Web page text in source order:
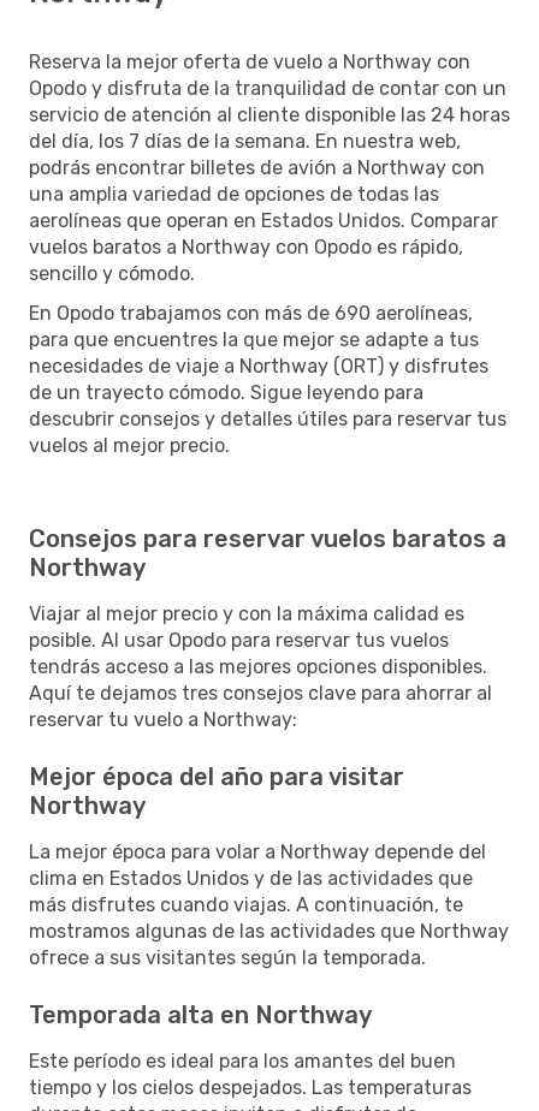
Reserva la mejor oferta de vuelo a Northway con
Opodo y disfruta de la tranquilidad de contar con un
servicio de atención al cliente disponible las 24 horas
del día, los 7 días de la semana. En nuestra web,
podrás encontrar billetes de avión a Northway con
una amplia variedad de opciones de todas las
aerolíneas que operan en Estados Unidos. Comparar
vuelos baratos a Northway con Opodo es rápido,
sencillo y cómodo.
En Opodo trabajamos con más de 690 aerolíneas,
para que encuentres la que mejor se adapte a tus
necesidades de viaje a Northway (ORT) y disfrutes
de un trayecto cómodo. Sigue leyendo para
descubrir consejos y detalles útiles para reservar tus
vuelos al mejor precio.
Consejos para reservar vuelos baratos a
Northway
Viajar al mejor precio y con la máxima calidad es
posible. Al usar Opodo para reservar tus vuelos
tendrás acceso a las mejores opciones disponibles.
Aquí te dejamos tres consejos clave para ahorrar al
reservar tu vuelo a Northway:
Mejor época del año para visitar
Northway
La mejor época para volar a Northway depende del
clima en Estados Unidos y de las actividades que
más disfrutes cuando viajas. A continuación, te
mostramos algunas de las actividades que Northway
ofrece a sus visitantes según la temporada.
Temporada alta en Northway
Este período es ideal para los amantes del buen
tiempo y los cielos despejados. Las temperaturas